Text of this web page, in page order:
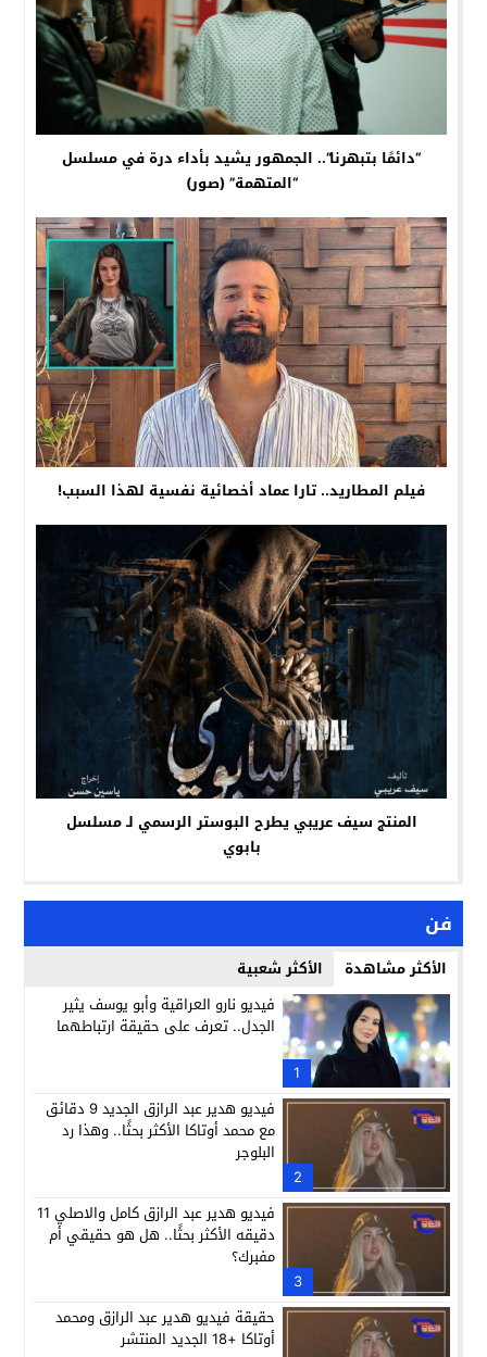
“دائمًا بتبهرنا”.. الجمهور يشيد بأداء درة في مسلسل
“المتهمة” (صور)
فيلم المطاريد.. تارا عماد أخصائية نفسية لهذا السبب!
المنتج سيف عريبي يطرح البوستر الرسمي لـ مسلسل
بابوي
فن
الأكثر مشاهدة الأكثر شعبية
1
فيديو نارو العراقية وأبو يوسف يثير
الجدل.. تعرف على حقيقة ارتباطهما
2
فيديو هدير عبد الرازق الجديد 9 دقائق
مع محمد أوتاكا الأكثر بحثًا.. وهذا رد
البلوجر
3
فيديو هدير عبد الرازق كامل والاصلي 11
دقيقه الأكثر بحثًا.. هل هو حقيقي أم
مفبرك؟
حقيقة فيديو هدير عبد الرازق ومحمد
أوتاكا +18 الجديد المنتشر